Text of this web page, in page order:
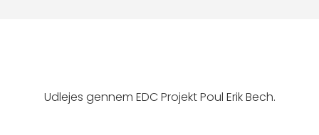
Udlejes gennem EDC Projekt Poul Erik Bech.